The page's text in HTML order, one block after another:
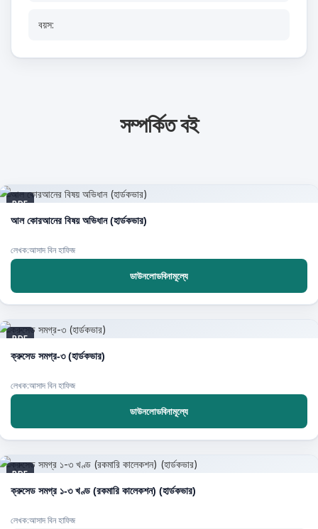
বয়স:
সম্পর্কিত বই
PDF
আল কোরআনের বিষয় অভিধান (হার্ডকভার)
লেখক:আসাদ বিন হাফিজ
ডাউনলোডবিনামূল্যে
PDF
ক্রুসেড সমগ্র-৩ (হার্ডকভার)
লেখক:আসাদ বিন হাফিজ
ডাউনলোডবিনামূল্যে
PDF
ক্রুসেড সমগ্র ১-৩ খণ্ড (রকমারি কালেকশন) (হার্ডকভার)
লেখক:আসাদ বিন হাফিজ